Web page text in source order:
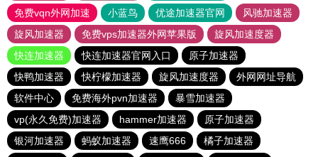
免费vqn外网加速
小蓝鸟 优途加速器官网
风驰加速器
旋风加速器
免费vps加速器外网苹果版
旋风加速度器
快连加速器
快连加速器官网入口
原子加速器
快鸭加速器
快柠檬加速器 旋风加速度器
外网网址导航
软件中心
免费海外pvn加速器
暴雪加速器
vp(永久免费)加速器
hammer加速器
原子加速器
银河加速器
蚂蚁加速器 速鹰666
橘子加速器